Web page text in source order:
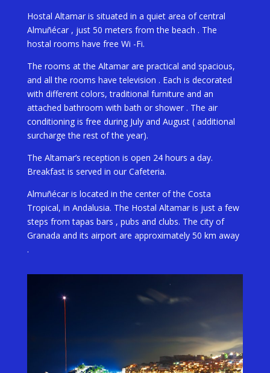
Hostal Altamar is situated in a quiet area of ​​central
Almuñécar , just 50 meters from the beach . The
hostal rooms have free Wi -Fi.
The rooms at the Altamar are practical and spacious,
and all the rooms have television . Each is decorated
with different colors, traditional furniture and an
attached bathroom with bath or shower . The air
conditioning is free during July and August ( additional
surcharge the rest of the year).
The Altamar’s reception is open 24 hours a day.
Breakfast is served in our Cafeteria.
Almuñécar is located in the center of the Costa
Tropical, in Andalusia. The Hostal Altamar is just a few
steps from tapas bars , pubs and clubs. The city of
Granada and its airport are approximately 50 km away
.